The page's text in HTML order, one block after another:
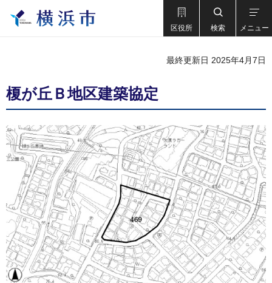
区役所 検索 メニュー
最終更新日 2025年4月7日
榎が丘Ｂ地区建築協定